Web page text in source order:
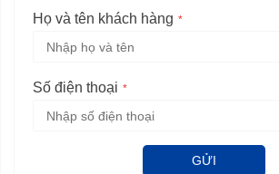
Họ và tên khách hàng
Số điện thoại
GỬI